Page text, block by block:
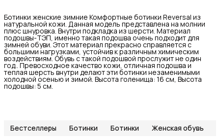
Ботинки женские зимние Комфортные ботинки Reversal из
натуральной кожи. Данная модель представлена на молнии
плюс шнуровка. Внутри подкладка из шерсти. Материал
подошвы-ТЭП, именно такая подошва очень подходит для
зимней обуви. Этот материал прекрасно справляется с
большими нагрузками, устойчив к различным химическим
воздействиям. Обувь с такой подошвой прослужит не один
год.. Превосходное качество кожи, отличная подошва и
теплая шерсть внутри делают эти ботинки незаменимыми
холодной осенью и зимой. Высота голенища: 16 см, Высота
подошвы: 5 см.
Бестселлеры Ботинки Ботинки Женская обувь